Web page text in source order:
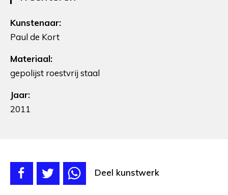
Kunstenaar:
Paul de Kort
Materiaal:
gepolijst roestvrij staal
Jaar:
2011
Deel kunstwerk